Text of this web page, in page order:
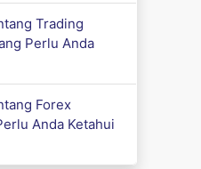
Trading
Perlu Anda
Forex
Anda Ketahui